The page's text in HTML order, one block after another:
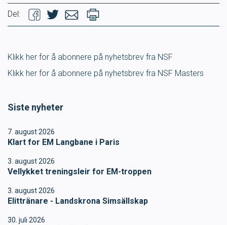
Ungdomsidrett
Bredde og folkehelse
Svømmeanlegg
Ledige stillinger
IDRETTSBUTIKKEN TRYGG I VANN
Del:
Klikk her for å abonnere på nyhetsbrev fra NSF
Klikk her for å abonnere på nyhetsbrev fra NSF Masters
Siste nyheter
7. august 2026
Klart for EM Langbane i Paris
3. august 2026
Vellykket treningsleir for EM-troppen
3. august 2026
Elittränare - Landskrona Simsällskap
30. juli 2026